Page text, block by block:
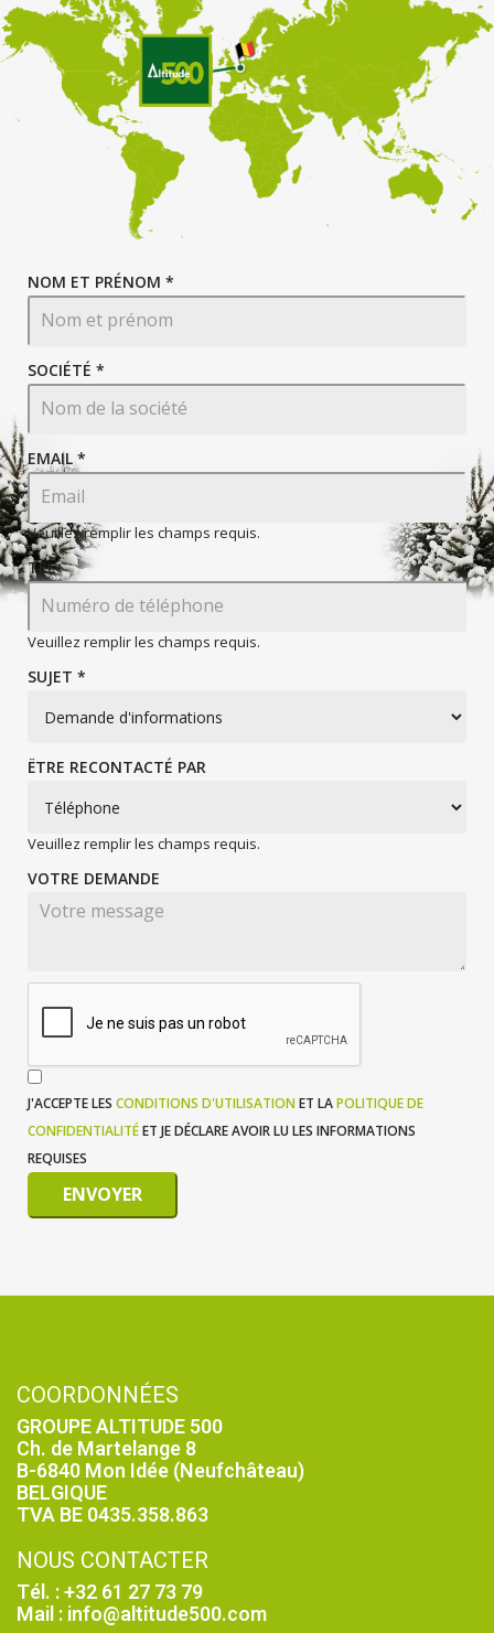
NOM ET PRÉNOM *
SOCIÉTÉ *
EMAIL*
Veuillez remplir les champs requis.
TEL
Veuillez remplir les champs requis.
SUJET *
ËTRE RECONTACTÉ PAR
Veuillez remplir les champs requis.
VOTRE DEMANDE
J'ACCEPTE LES CONDITIONS D'UTILISATIONET LAPOLITIQUE DE
CONFIDENTIALITÉET JE DÉCLARE AVOIR LU LES INFORMATIONS
REQUISES
ENVOYER
COORDONNÉES
GROUPE ALTITUDE 500
Ch. de Martelange 8
B-6840 Mon Idée (Neufchâteau)
BELGIQUE
TVA BE 0435.358.863
NOUS CONTACTER
Tél. : +32 61 27 73 79
Mail : info@altitude500.com